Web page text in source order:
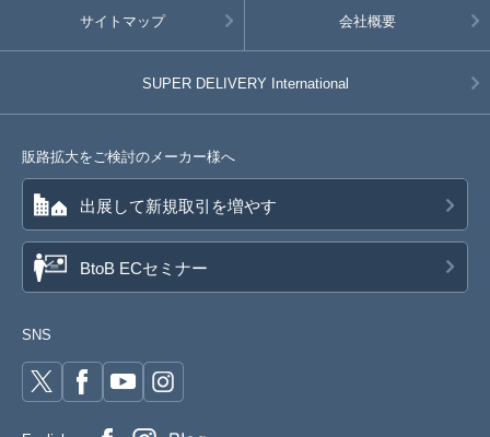
サイトマップ 会社概要
SUPER DELIVERY International
販路拡大をご検討のメーカー様へ
出展して新規取引を増やす
BtoB ECセミナー
SNS